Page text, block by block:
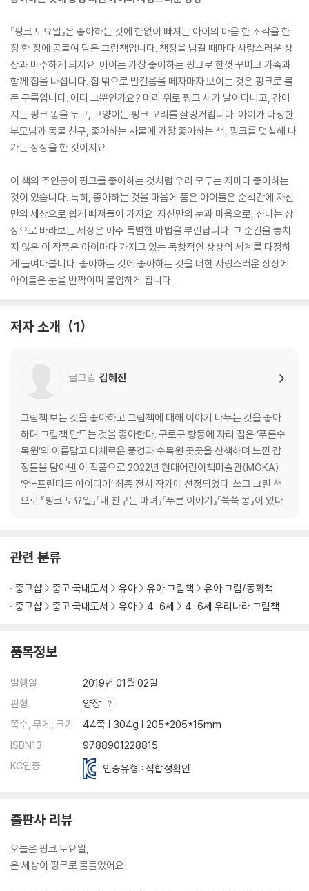
『핑크 토요일』은 좋아하는 것에 한없이 빠져든 아이의 마음 한 조각을 한
장 한 장에 공들여 담은 그림책입니다. 책장을 넘길 때마다 사랑스러운 상
상과 마주하게 되지요. 아이는 가장 좋아하는 핑크로 한껏 꾸미고 가족과
함께 집을 나섭니다. 집 밖으로 발걸음을 떼자마자 보이는 것은 핑크로 물
든 구름입니다. 어디 그뿐인가요? 머리 위로 핑크 새가 날아다니고, 강아
지는 핑크 똥을 누고, 고양이는 핑크 꼬리를 살랑거립니다. 아이가 다정한
부모님과 동물 친구, 좋아하는 사물에 가장 좋아하는 색, 핑크를 덧칠해 나
가는 상상을 한 것이지요.
이 책의 주인공이 핑크를 좋아하는 것처럼 우리 모두는 저마다 좋아하는
것이 있습니다. 특히, 좋아하는 것을 마음에 품은 아이들은 순식간에 자신
만의 세상으로 쉽게 빠져들어 가지요. 자신만의 눈과 마음으로, 신나는 상
상으로 바라보는 세상은 아주 특별한 마법을 부린답니다. 그 순간을 놓치
지 않은 이 작품은 아이마다 가지고 있는 독창적인 상상의 세계를 다정하
게 들여다봅니다. 좋아하는 것에 좋아하는 것을 더한 사랑스러운 상상에
아이들은 눈을 반짝이며 몰입하게 됩니다.
저자 소개 1
글그림 김혜진
그림책 보는 것을 좋아하고 그림책에 대해 이야기 나누는 것을 좋아
하며 그림책 만드는 것을 좋아한다. 구로구 항동에 자리 잡은 ‘푸른수
목원’의 아름답고 다채로운 풍경과 수목원 곳곳을 산책하며 느낀 감
정들을 담아낸 이 작품으로 2022년 현대어린이책미술관(MOKA)
‘언-프린티드 아이디어’ 최종 전시 작가에 선정되었다. 쓰고 그린 책
으로 『핑크 토요일』『내 친구는 마녀』『푸른 이야기』『쑥쑥 콩』이 있다.
관련 분류
중고샵 중고 국내도서 유아 유아 그림책
유아 그림/동화책
중고샵
중고 국내도서 유아 4-6세 4-6세 우리나라 그림책
품목정보
발행일
2019년 01월 02일
판형
양장
쪽수, 무게, 크기
44쪽 | 304g | 205*205*15mm
ISBN13
9788901228815
KC인증
인증유형 : 적합성확인
출판사 리뷰
오늘은 핑크 토요일,
온 세상이 핑크로 물들었어요!